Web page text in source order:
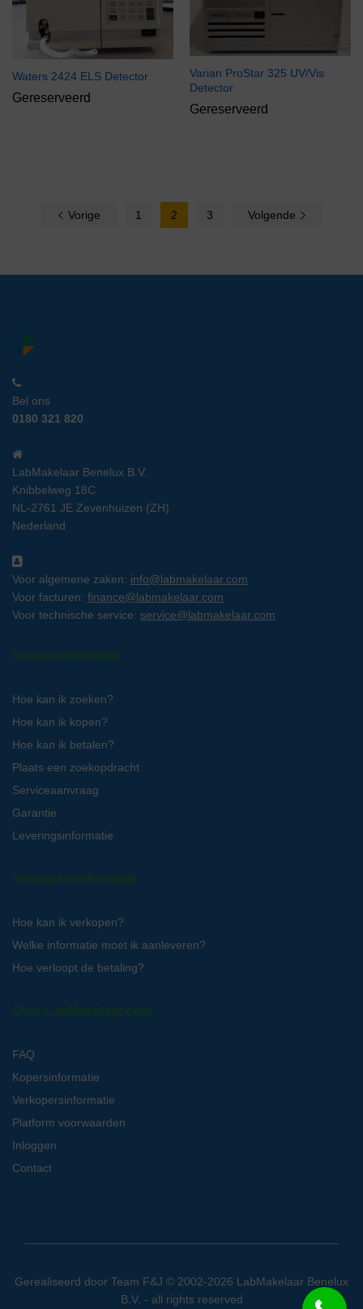
Waters 2424 ELS Detector
Gereserveerd
Varian ProStar 325 UV/Vis
Detector
Gereserveerd
Vorige 1 2 3 Volgende
Bel ons
0180 321 820
LabMakelaar Benelux B.V.
Knibbelweg 18C
NL-2761 JE Zevenhuizen (ZH)
Nederland
Voor algemene zaken: info@labmakelaar.com
Voor facturen: finance@labmakelaar.com
Voor technische service: service@labmakelaar.com
Kopersinformatie
Hoe kan ik zoeken?
Hoe kan ik kopen?
Hoe kan ik betalen?
Plaats een zoekopdracht
Serviceaanvraag
Garantie
Leveringsinformatie
Verkopersinformatie
Hoe kan ik verkopen?
Welke informatie moet ik aanleveren?
Hoe verloopt de betaling?
Over LabMakelaar.com
FAQ
Kopersinformatie
Verkopersinformatie
Platform voorwaarden
Inloggen
Contact
Gerealiseerd door Team F&J © 2002-2026 LabMakelaar Benelux
B.V. - all rights reserved